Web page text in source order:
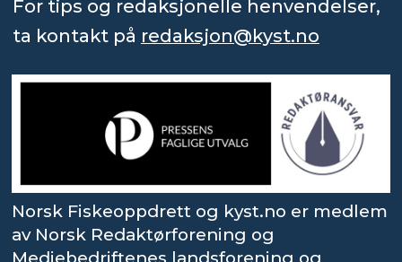
For tips og redaksjonelle henvendelser,
ta kontakt på redaksjon@kyst.no
Norsk Fiskeoppdrett og kyst.no er medlem
av Norsk Redaktørforening og
Mediebedriftenes landsforening og